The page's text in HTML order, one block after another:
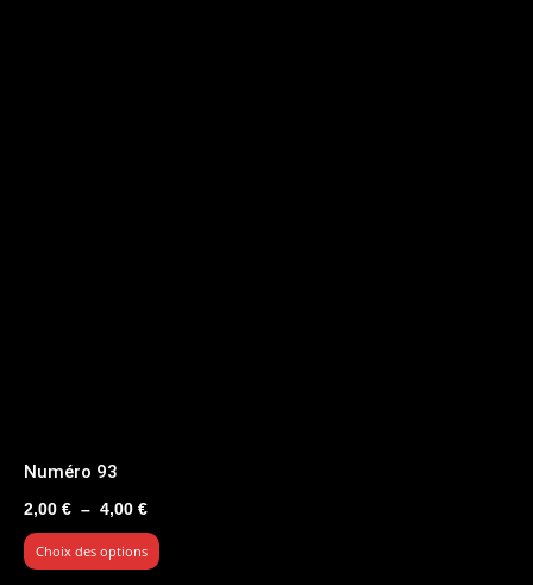
Numéro 93
2,00 € – 4,00 €Plage
de
prix :
Choix des options